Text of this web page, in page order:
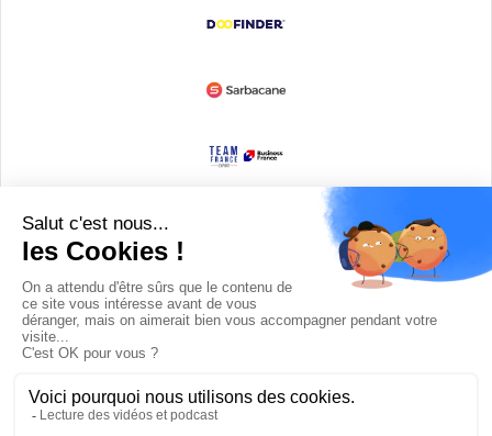
Devenir partenaire
© Copyright 2008 / 2026,DECODE MEDIA, The Innovation Media
Company.All Rights Reserved